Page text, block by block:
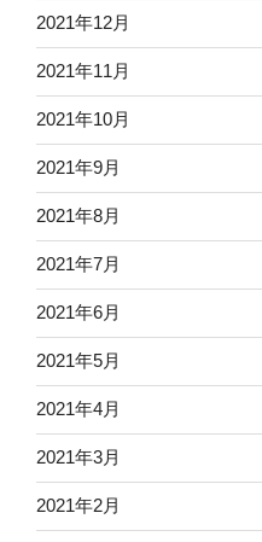
2021年12月
2021年11月
2021年10月
2021年9月
2021年8月
2021年7月
2021年6月
2021年5月
2021年4月
2021年3月
2021年2月